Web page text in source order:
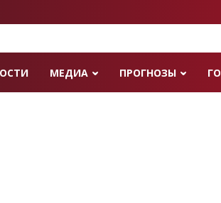
МЕДИА ПРОГНОЗЫ